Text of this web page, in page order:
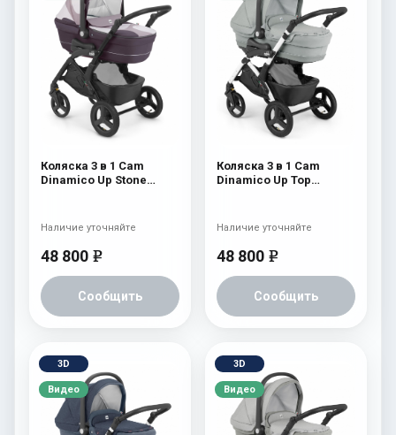
Коляска 3 в 1 Cam
Dinamico Up Stone
48 800 e
Сообщить
Наличие уточняйте
Коляска 3 в 1 Cam
Dinamico Up Top
48 800 e
Сообщить
Наличие уточняйте
3D
Видео
3D
Видео